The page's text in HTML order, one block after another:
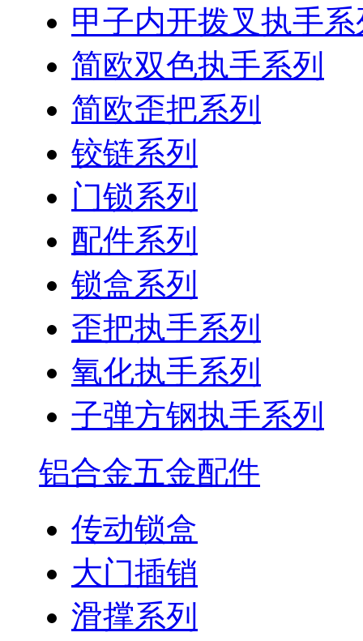
甲子内开拨叉执手系
简欧双色执手系列
简欧歪把系列
铰链系列
门锁系列
配件系列
锁盒系列
歪把执手系列
氧化执手系列
子弹方钢执手系列
铝合金五金配件
传动锁盒
大门插销
滑撑系列